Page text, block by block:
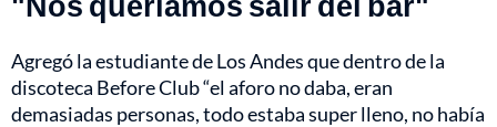
Agregó la estudiante de Los Andes que dentro de la
discoteca Before Club “el aforo no daba, eran
demasiadas personas, todo estaba super lleno, no había